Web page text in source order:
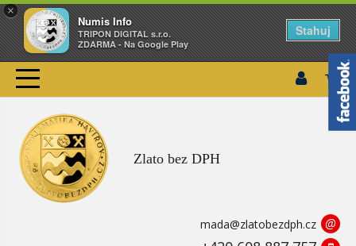
×
Numis Info
TRIPON DIGITAL s.r.o.
ZDARMA - Na Google Play
Stahuj
Zlato bez DPH
mada@zlatobezdph.cz @